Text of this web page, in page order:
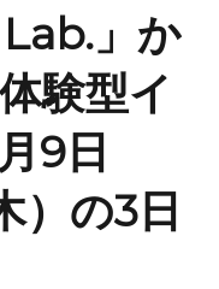
」か
験型イ
9日
）の3日